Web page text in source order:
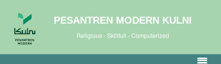
PESANTREN MODERN KULNI
Religious - Skillfull - Computerized